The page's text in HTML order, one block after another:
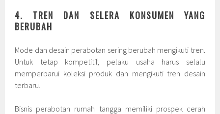
4. TREN DAN SELERA KONSUMEN YANG
BERUBAH
Mode dan desain perabotan sering berubah mengikuti tren.
Untuk tetap kompetitif, pelaku usaha harus selalu
memperbarui koleksi produk dan mengikuti tren desain
terbaru.
Bisnis perabotan rumah tangga memiliki prospek cerah